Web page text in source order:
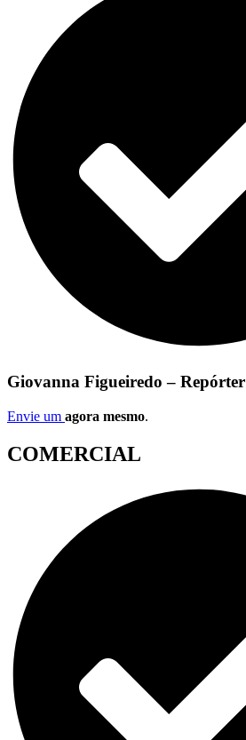
Giovanna Figueiredo – Repórter
Envie um agora mesmo.
COMERCIAL